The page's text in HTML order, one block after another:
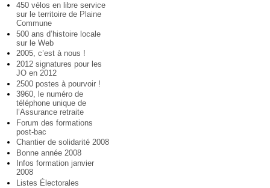
450 vélos en libre service
sur le territoire de Plaine
Commune
500 ans d’histoire locale
sur le Web
2005, c’est à nous !
2012 signatures pour les
JO en 2012
2500 postes à pourvoir !
3960, le numéro de
téléphone unique de
l’Assurance retraite
Forum des formations
post-bac
Chantier de solidarité 2008
Bonne année 2008
Infos formation janvier
2008
Listes Électorales